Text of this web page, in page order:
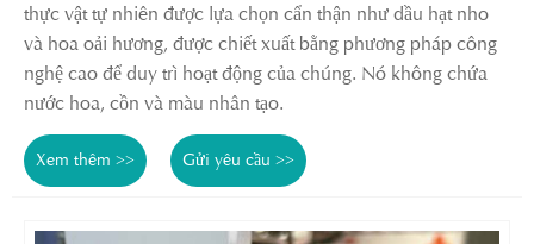
thực vật tự nhiên được lựa chọn cẩn thận như dầu hạt nho
và hoa oải hương, được chiết xuất bằng phương pháp công
nghệ cao để duy trì hoạt động của chúng. Nó không chứa
nước hoa, cồn và màu nhân tạo.
Xem thêm >> Gửi yêu cầu >>